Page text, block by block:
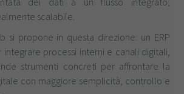
scalabile.
si propone in questa direzione: un ERP
processi interni e canali digitali,
strumenti concreti per affrontare la
con maggiore semplicità, controllo e